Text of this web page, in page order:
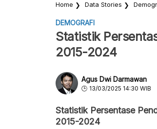
Home Data Stories
DEMOGRAFI
Statistik
2015-2024
Agus Dwi Darmawan
13/03/2025 14:30 WIB
Statistik Persentase
2015-2024